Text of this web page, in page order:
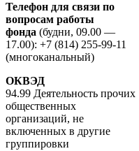
Телефон для связи по
вопросам работы
фонда (будни, 09.00 —
17.00): +7 (814) 255-99-11
(многоканальный)
ОКВЭД
94.99 Деятельность прочих
общественных
организаций, не
включенных в другие
группировки